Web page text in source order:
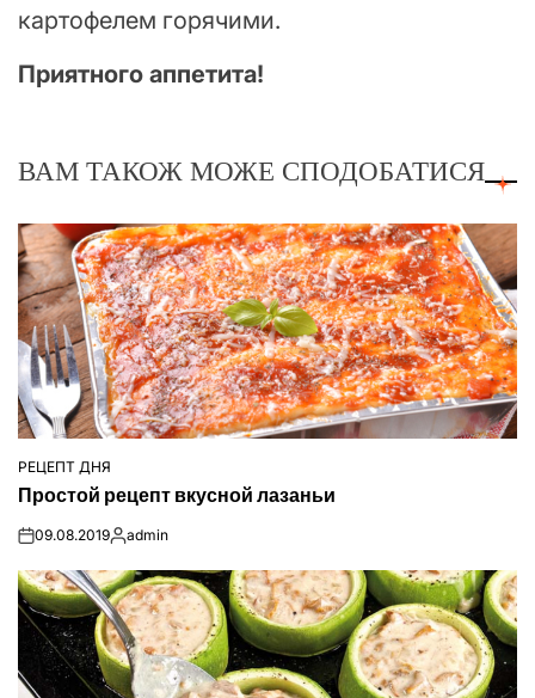
картофелем горячими.
Приятного аппетита!
ВАМ ТАКОЖ МОЖЕ СПОДОБАТИСЯ
ОПУБЛІКУВАТИ
РЕЦЕПТ ДНЯ
Простой рецепт вкусной лазаньи
on09.08.2019Опубліковано
admin